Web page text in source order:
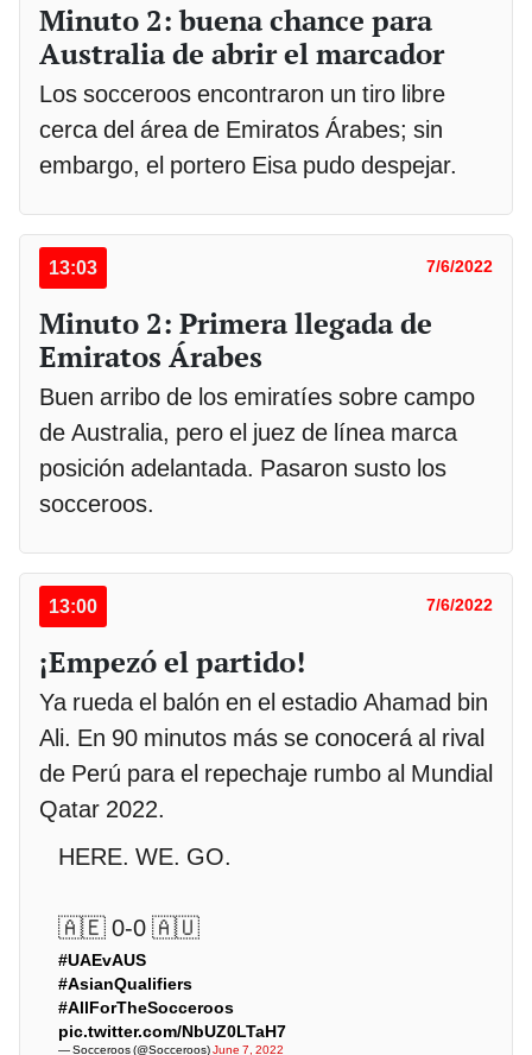
Minuto 2: buena chance para
Australia de abrir el marcador
Los socceroos encontraron un tiro libre
cerca del área de Emiratos Árabes; sin
embargo, el portero Eisa pudo despejar.
13:03 7/6/2022
Minuto 2: Primera llegada de
Emiratos Árabes
Buen arribo de los emiratíes sobre campo
de Australia, pero el juez de línea marca
posición adelantada. Pasaron susto los
socceroos.
13:00 7/6/2022
¡Empezó el partido!
Ya rueda el balón en el estadio Ahamad bin
Ali. En 90 minutos más se conocerá al rival
de Perú para el repechaje rumbo al Mundial
Qatar 2022.
HERE. WE. GO.
🇦🇪 0-0 🇦🇺
#UAEvAUS
#AsianQualifiers
#AllForTheSocceroos
pic.twitter.com/NbUZ0LTaH7
— Socceroos (@Socceroos)June 7, 2022